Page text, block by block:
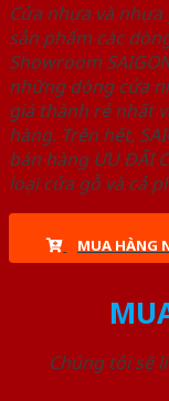
Cửa nhựa và nhựa
sản phẩm các
Showroom
những dòng cửa
giá thành rẻ nhất
hàng. Trên hết,
bán hàng ƯU ĐÃI
loại cửa gỗ và cả
MUA HÀNG
Chúng tôi sẽ